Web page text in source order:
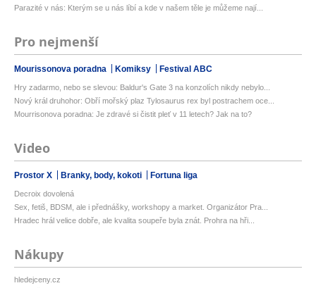
Parazité v nás: Kterým se u nás líbí a kde v našem těle je můžeme nají...
Pro nejmenší
Mourissonova poradna Komiksy Festival ABC
Hry zadarmo, nebo se slevou: Baldur's Gate 3 na konzolích nikdy nebylo...
Nový král druhohor: Obří mořský plaz Tylosaurus rex byl postrachem oce...
Mourrisonova poradna: Je zdravé si čistit pleť v 11 letech? Jak na to?
Video
Prostor X Branky, body, kokoti Fortuna liga
Decroix dovolená
Sex, fetiš, BDSM, ale i přednášky, workshopy a market. Organizátor Pra...
Hradec hrál velice dobře, ale kvalita soupeře byla znát. Prohra na hři...
Nákupy
hledejceny.cz